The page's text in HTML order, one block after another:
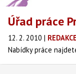
Úřad práce
12. 2. 2010 |
Nabídky práce